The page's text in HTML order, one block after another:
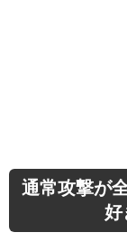
通常攻撃が
好